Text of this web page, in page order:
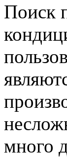
Поиск
много